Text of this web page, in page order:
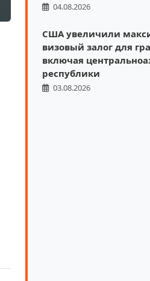
04.08.2026
США увеличили
визовый залог для
включая
республики
03.08.2026